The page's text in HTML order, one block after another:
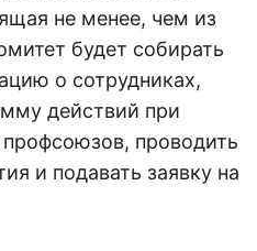
не менее, чем из
будет собирать
о сотрудниках,
действий при
проводить
и подавать заявку на